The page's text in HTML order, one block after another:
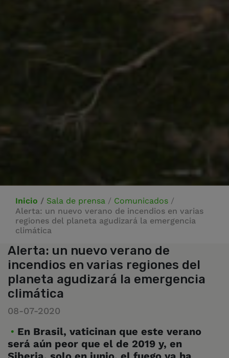
Inicio / Sala de prensa / Comunicados /
Alerta: un nuevo verano de incendios en varias
regiones del planeta agudizará la emergencia
climática
Alerta: un nuevo verano de
incendios en varias regiones del
planeta agudizará la emergencia
climática
08-07-2020
En Brasil, vaticinan que este verano
será aún peor que el de 2019 y, en